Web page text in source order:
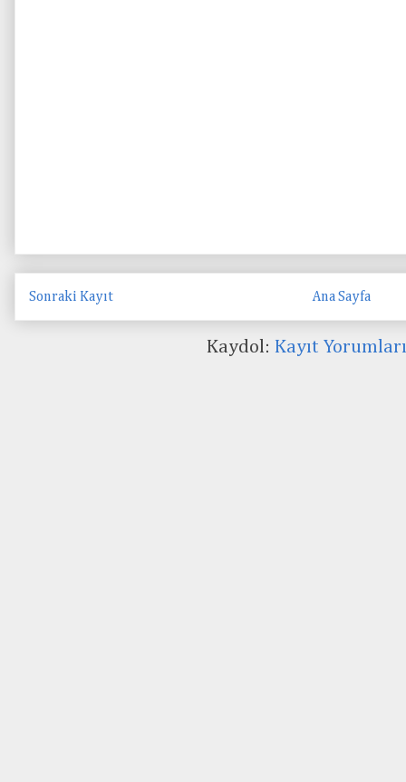
Sonraki Kayıt Ana Sayfa
Kaydol: Kayıt